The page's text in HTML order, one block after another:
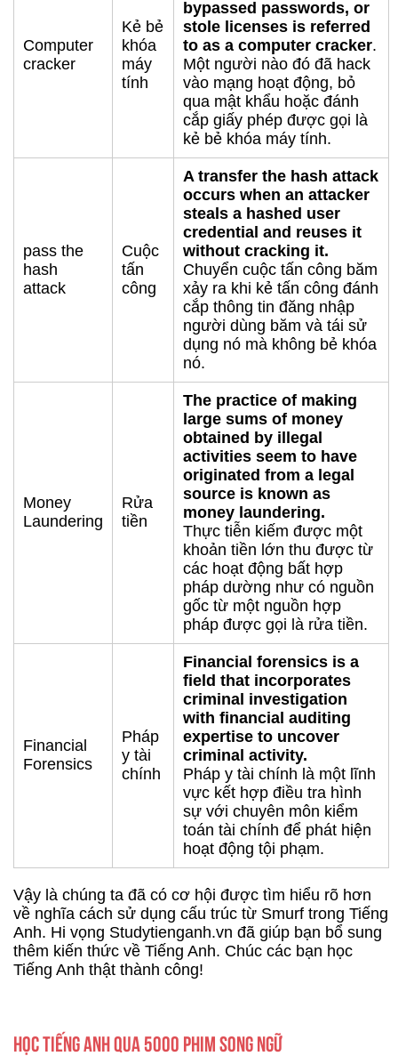
Computer
cracker
Kẻ bẻ
khóa
máy
tính
bypassed passwords, or
stole licenses is referred
to as a computer cracker.
Một người nào đó đã hack
vào mạng hoạt động, bỏ
qua mật khẩu hoặc đánh
cắp giấy phép được gọi là
kẻ bẻ khóa máy tính.
pass the
hash
attack
Cuộc
tấn
công
A transfer the hash attack
occurs when an attacker
steals a hashed user
credential and reuses it
without cracking it.
Chuyển cuộc tấn công băm
xảy ra khi kẻ tấn công đánh
cắp thông tin đăng nhập
người dùng băm và tái sử
dụng nó mà không bẻ khóa
nó.
Money
Laundering
Rửa
tiền
The practice of making
large sums of money
obtained by illegal
activities seem to have
originated from a legal
source is known as
money laundering.
Thực tiễn kiếm được một
khoản tiền lớn thu được từ
các hoạt động bất hợp
pháp dường như có nguồn
gốc từ một nguồn hợp
pháp được gọi là rửa tiền.
Financial
Forensics
Pháp
y tài
chính
Financial forensics is a
field that incorporates
criminal investigation
with financial auditing
expertise to uncover
criminal activity.
Pháp y tài chính là một lĩnh
vực kết hợp điều tra hình
sự với chuyên môn kiểm
toán tài chính để phát hiện
hoạt động tội phạm.
Vậy là chúng ta đã có cơ hội được tìm hiểu rõ hơn
về nghĩa cách sử dụng cấu trúc từ Smurf trong Tiếng
Anh. Hi vọng Studytienganh.vn đã giúp bạn bổ sung
thêm kiến thức về Tiếng Anh. Chúc các bạn học
Tiếng Anh thật thành công!
HỌC TIẾNG ANH QUA 5000 PHIM SONG NGỮ